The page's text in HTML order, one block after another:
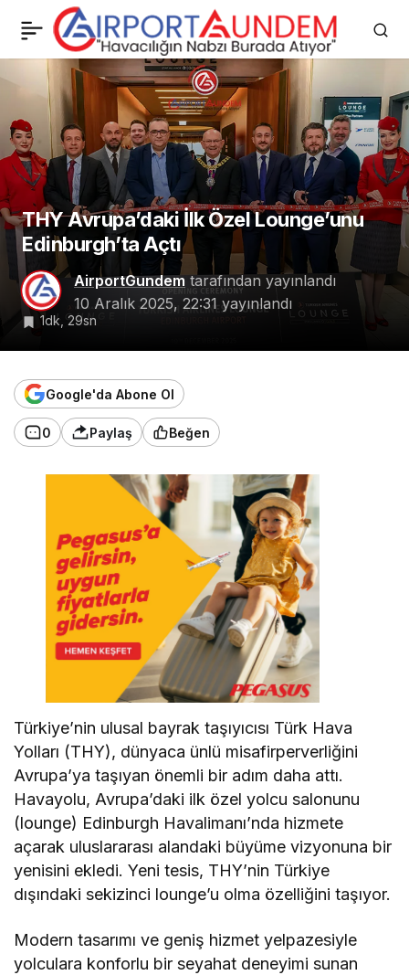
THY Avrupa’daki İlk Özel Lounge’unu
Edinburgh’ta Açtı
AirportGundemtarafından yayınlandı
10 Aralık 2025, 22:31yayınlandı
1dk, 29sn
Google'da Abone Ol
0 Paylaş Beğen
Türkiye’nin ulusal bayrak taşıyıcısı Türk Hava
Yolları (THY), dünyaca ünlü misafirperverliğini
Avrupa’ya taşıyan önemli bir adım daha attı.
Havayolu, Avrupa’daki ilk özel yolcu salonunu
(lounge) Edinburgh Havalimanı’nda hizmete
açarak uluslararası alandaki büyüme vizyonuna bir
yenisini ekledi. Yeni tesis, THY’nin Türkiye
dışındaki sekizinci lounge’u olma özelliğini taşıyor.
Modern tasarımı ve geniş hizmet yelpazesiyle
yolculara konforlu bir seyahat deneyimi sunan
Qantas’ın 6 Yıl Sonra
Dönen A380’i İlk Uçuşta
Yere İndi!
0 Paylaş